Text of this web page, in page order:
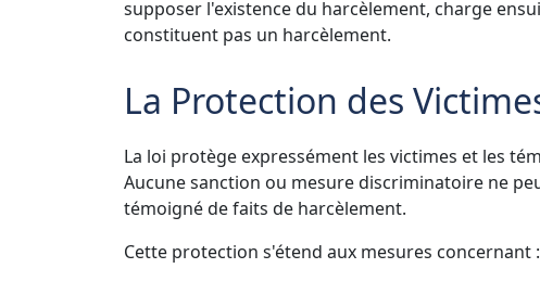
supposer l'existence du harcèlement, charge
constituent pas un harcèlement.
La Protection des
La loi protège expressément les victimes et les
Aucune sanction ou mesure discriminatoire ne
témoigné de faits de harcèlement.
Cette protection s'étend aux mesures concernant :